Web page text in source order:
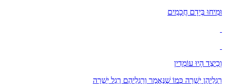
וּמִיחוּ בְּיָדָם חֲכָמִים
וְכֵיצַד הָיוּ עוֹמְדִין
רַגְלֵיהֶן יְשָׁרָה כְּמוֹ שֶׁנֶּאֱמַר וְרַגְלֵיהֶם רֶגֶל יְשָׁרָה